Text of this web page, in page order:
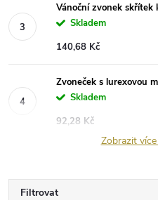
Vánoční zvonek skřítek
Skladem
140,68 Kč
Zvoneček s lurexovou
Skladem
92,28 Kč
Zobrazit
Filtrovat